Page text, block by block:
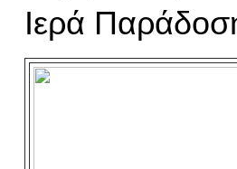
Ιερά